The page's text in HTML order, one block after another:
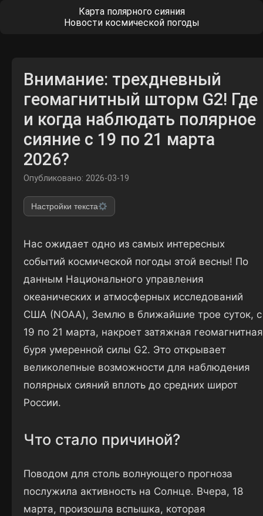
Карта полярного сияния
Новости космической погоды
Внимание: трехдневный
геомагнитный шторм G2! Где
и когда наблюдать полярное
сияние с 19 по 21 марта
2026?
Опубликовано: 2026-03-19
Настройки текста
Нас ожидает одно из самых интересных
событий космической погоды этой весны! По
данным Национального управления
океанических и атмосферных исследований
США (NOAA), Землю в ближайшие трое суток, с
19 по 21 марта, накроет затяжная геомагнитная
буря умеренной силы G2. Это открывает
великолепные возможности для наблюдения
полярных сияний вплоть до средних широт
России.
Что стало причиной?
Поводом для столь волнующего прогноза
послужила активность на Солнце. Вчера, 18
марта, произошла вспышка, которая